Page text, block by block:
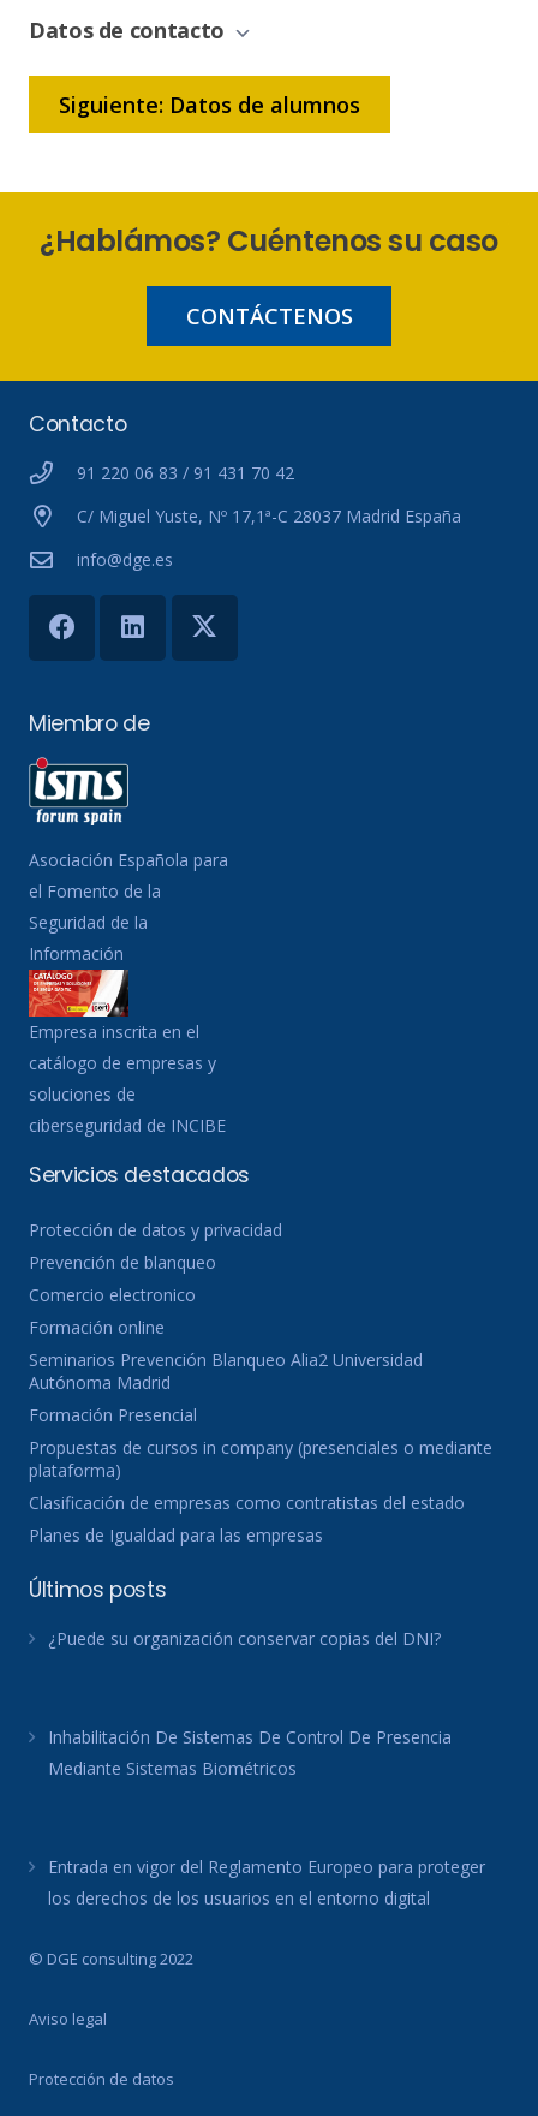
Bonificación
Datos de contacto
Siguiente: Datos de alumnos
¿Hablámos? Cuéntenos su caso
CONTÁCTENOS
Contacto
91 220 06 83 / 91 431 70 42
C/ Miguel Yuste, Nº 17,1ª-C 28037 Madrid España
info@dge.es
Miembro de
Asociación Española para
el Fomento de la
Seguridad de la
Información
Empresa inscrita en el
catálogo de empresas y
soluciones de
ciberseguridad de INCIBE
Servicios destacados
Protección de datos y privacidad
Prevención de blanqueo
Comercio electronico
Formación online
Seminarios Prevención Blanqueo Alia2 Universidad
Autónoma Madrid
Formación Presencial
Propuestas de cursos in company (presenciales o mediante
plataforma)
Clasificación de empresas como contratistas del estado
Planes de Igualdad para las empresas
Últimos posts
¿Puede su organización conservar copias del DNI?
Inhabilitación De Sistemas De Control De Presencia
Mediante Sistemas Biométricos
Entrada en vigor del Reglamento Europeo para proteger
los derechos de los usuarios en el entorno digital
© DGE consulting 2022
Aviso legal
Protección de datos